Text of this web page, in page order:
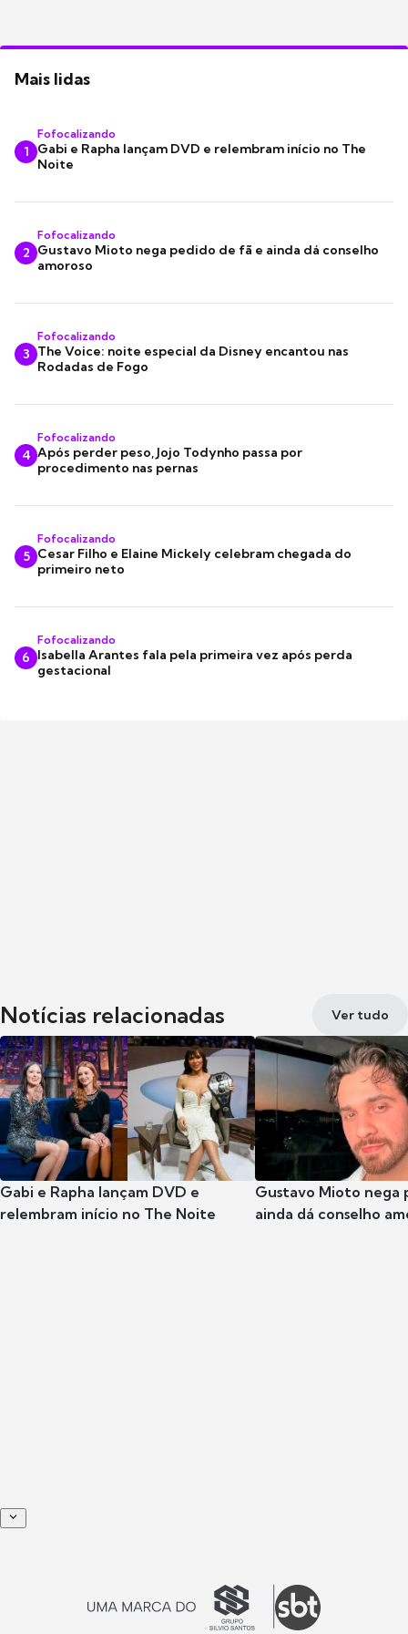
Mais lidas
1
Fofocalizando
Gabi e Rapha lançam DVD e relembram início no The
Noite
2
Fofocalizando
Gustavo Mioto nega pedido de fã e ainda dá conselho
amoroso
3
Fofocalizando
The Voice: noite especial da Disney encantou nas
Rodadas de Fogo
4
Fofocalizando
Após perder peso, Jojo Todynho passa por
procedimento nas pernas
5
Fofocalizando
Cesar Filho e Elaine Mickely celebram chegada do
primeiro neto
6
Fofocalizando
Isabella Arantes fala pela primeira vez após perda
gestacional
Notícias relacionadas Ver tudo
Gabi e Rapha lançam DVD e
relembram início no The Noite
Gustavo Mioto nega
ainda dá conselho